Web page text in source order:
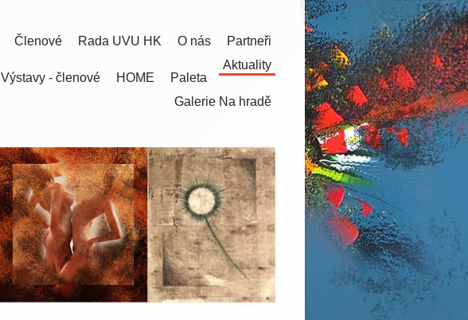
Partneři
O nás
Rada UVU HK
Členové
Aktuality
Paleta
HOME
Výstavy - členové
Galerie Na hradě